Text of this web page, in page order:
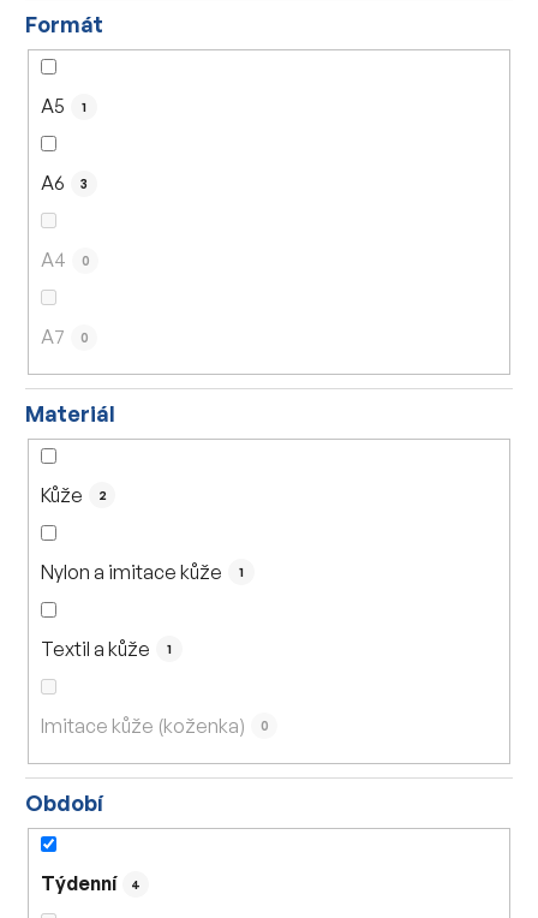
Formát
A5 1
A6 3
A4 0
A7 0
Materiál
Kůže 2
Nylon a imitace kůže 1
Textil a kůže 1
Imitace kůže (koženka) 0
Období
Týdenní 4